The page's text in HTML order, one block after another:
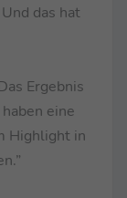
das hat
Ergebnis
eine
Highlight in